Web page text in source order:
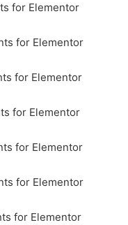
for Elementor
for Elementor
for Elementor
for Elementor
for Elementor
for Elementor
for Elementor